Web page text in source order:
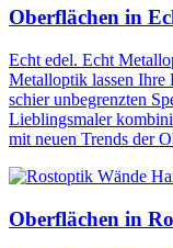
Oberflächen in
Echt edel. Echt
Metalloptik lassen Ihre
schier unbegrenzten
Lieblingsmaler
mit neuen Trends der
Oberflächen in